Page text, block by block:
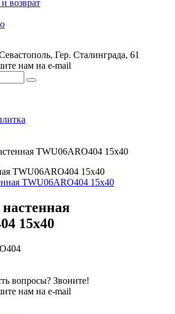
и возврат
Гер. Сталинграда, 61
нам на e-mail
TWU06ARO404 15х40
TWU06ARO404 15х40
15х40
вопросы? Звоните!
нам на e-mail